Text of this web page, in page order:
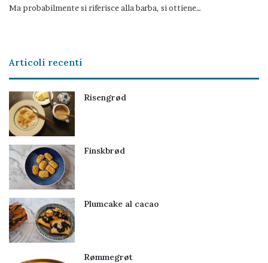
Ma probabilmente si riferisce alla barba, si ottiene…
Articoli recenti
Risengrød
Finskbrød
Plumcake al cacao
Rømmegrøt